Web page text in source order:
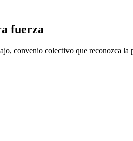
fuerza
convenio colectivo que reconozca